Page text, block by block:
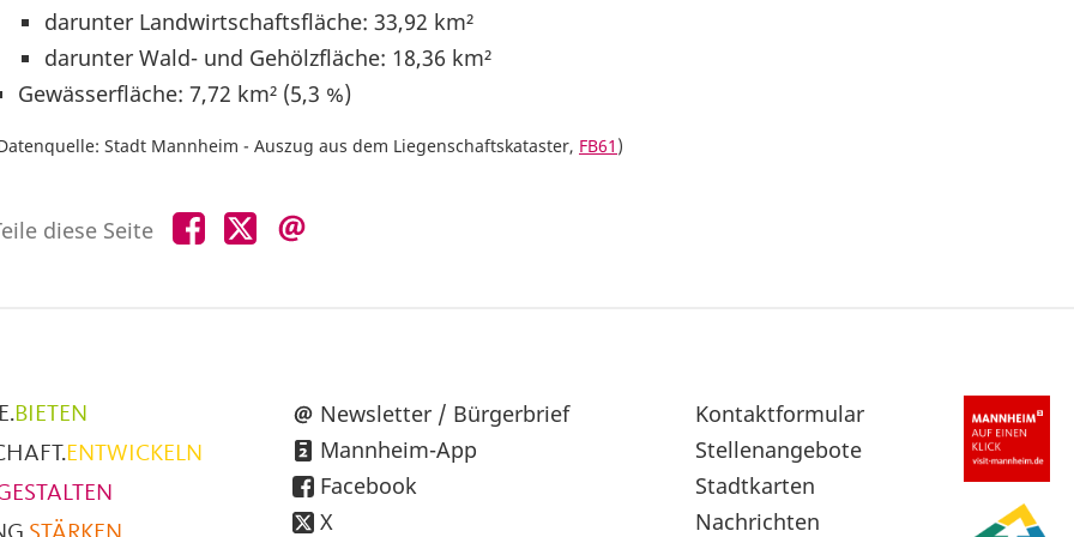
darunter Landwirtschaftsfläche: 33,92 km²
darunter Wald- und Gehölzfläche: 18,36 km²
Gewässerfläche: 7,72 km² (5,3 %)
Stadt Mannheim - Auszug aus dem Liegenschaftskataster, FB61 )
diese Seite Teile
diese
Teile
diese
BIETEN
ENTWICKELN
Newsletter / Bürgerbrief
Mannheim-App
Facebook
X
Sekundärnavigation
im
Fußbereich
Kontaktformular
Stellenangebote
Stadtkarten
Nachrichten